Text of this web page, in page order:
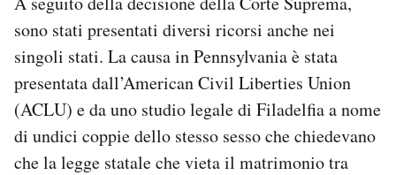
sono stati presentati diversi ricorsi anche nei
singoli stati. La causa in Pennsylvania è stata
presentata dall’American Civil Liberties Union
(ACLU) e da uno studio legale di Filadelfia a nome
di undici coppie dello stesso sesso che chiedevano
che la legge statale che vieta il matrimonio tra